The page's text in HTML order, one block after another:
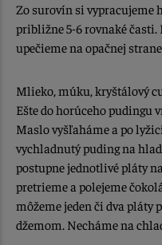
Zo surovín si vypracujeme
približne 5-6 rovnaké časti.
upečieme na opačnej
Mlieko, múku, kryštálový
Ešte do horúceho pudingu
Maslo vyšľaháme a po
vychladnutý puding na
postupne jednotlivé pláty
pretrieme a polejeme
môžeme jeden či dva pláty
džemom. Necháme na